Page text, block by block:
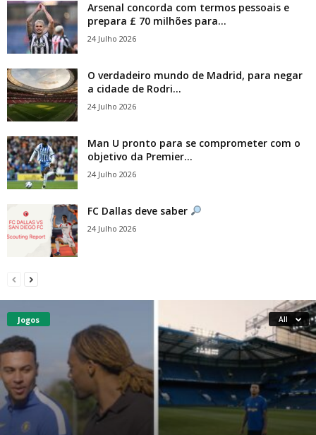
Arsenal concorda com termos pessoais e
prepara £ 70 milhões para...
24 Julho 2026
O verdadeiro mundo de Madrid, para negar
a cidade de Rodri...
24 Julho 2026
Man U pronto para se comprometer com o
objetivo da Premier...
24 Julho 2026
FC Dallas deve saber
24 Julho 2026
Jogos All